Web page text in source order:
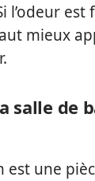
l’odeur est
mieux
salle de
est une